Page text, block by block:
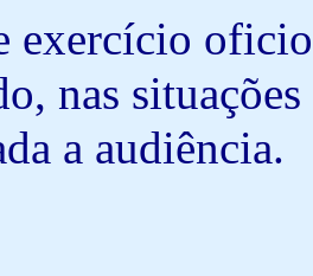
exercício
nas
a audiência.